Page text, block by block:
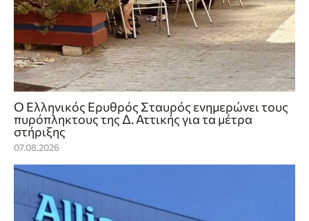
Ο Ελληνικός Ερυθρός Σταυρός ενημερώνει τους
πυρόπληκτους της Δ. Αττικής για τα μέτρα
στήριξης
07.08.2026